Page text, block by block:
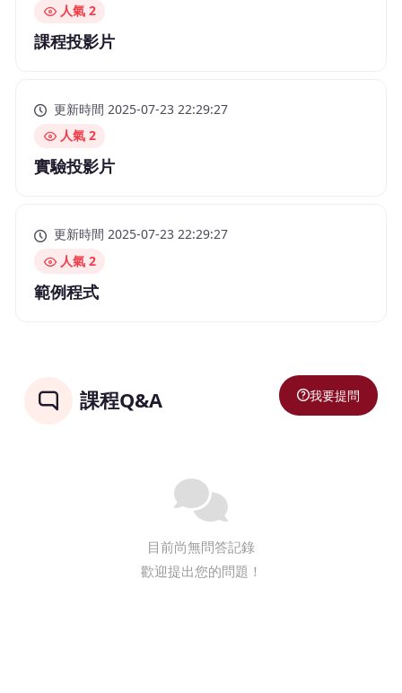
人氣 2
課程投影片
更新時間 2025-07-23 22:29:27
人氣 2
實驗投影片
更新時間 2025-07-23 22:29:27
人氣 2
範例程式
課程Q&A 我要提問
目前尚無問答記錄
歡迎提出您的問題！